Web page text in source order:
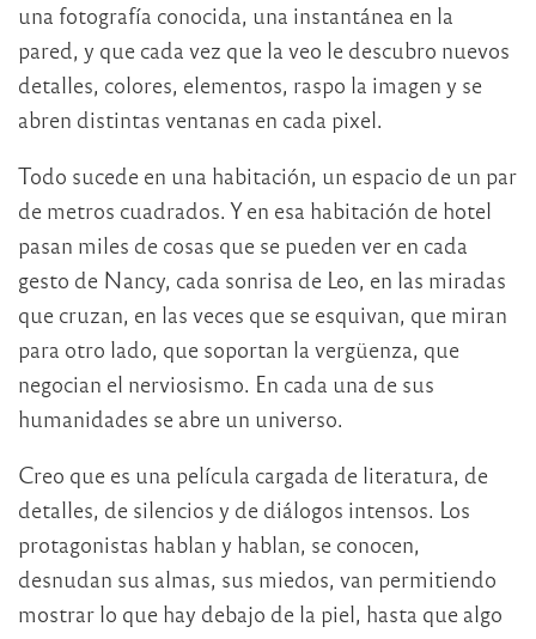
una fotografía conocida, una instantánea en la
pared, y que cada vez que la veo le descubro nuevos
detalles, colores, elementos, raspo la imagen y se
abren distintas ventanas en cada pixel.
Todo sucede en una habitación, un espacio de un par
de metros cuadrados. Y en esa habitación de hotel
pasan miles de cosas que se pueden ver en cada
gesto de Nancy, cada sonrisa de Leo, en las miradas
que cruzan, en las veces que se esquivan, que miran
para otro lado, que soportan la vergüenza, que
negocian el nerviosismo. En cada una de sus
humanidades se abre un universo.
Creo que es una película cargada de literatura, de
detalles, de silencios y de diálogos intensos. Los
protagonistas hablan y hablan, se conocen,
desnudan sus almas, sus miedos, van permitiendo
mostrar lo que hay debajo de la piel, hasta que algo